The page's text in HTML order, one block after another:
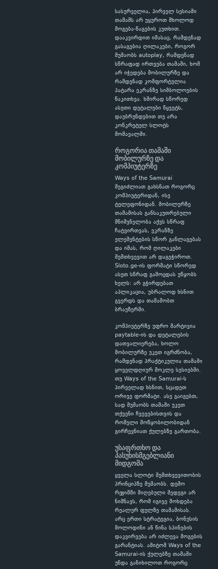
სასურველია, პირველ სესიაში
თამაშს არ უყუროთ მხოლოდ
მოგება-წაგების კუთხით.
დააკვირდით იმასაც, რამდენად
გასაგებია ღილაკები, როგორ
მუშაობს autoplay, რამდენად
სწრაფად ირთვება თამაში, ხომ
არ იჭედება მობილურზე და
რამდენად კომფორტულია
პატარა ეკრანზე სიმბოლოების
წაკითხვა. ხშირად სწორედ
ასეთი დეტალები წყვეტს,
დაუბრუნდებით თუ არა
კონკრეტულ სლოტს
მომავალში.
როგორია თამაში
მობილურზე და
კომპიუტერზე
Ways of the Samurai
შეგიძლიათ გახსნათ როგორც
კომპიუტერიდან, ისე
ტელეფონიდან. მობილურზე
თამაშისას განსაკუთრებული
მნიშვნელობა აქვს სწრაფ
ჩატვირთვას, ეკრანზე
ელემენტების სწორ განლაგებას
და იმას, რომ ღილაკები
შემთხვევით არ დაგეჭიროთ.
Sloto.ge-ის ფორმატი სწორედ
ასეთ სწრაფ გამოცდას უწყობს
ხელს: არ გჭირდებათ
აპლიკაცია, უბრალოდ ხსნით
გვერდს და თამაშობთ
ბრაუზერში.
კომპიუტერზე უფრო მარტივია
paytable-ის და დეტალების
დათვალიერება, ხოლო
მობილურზე უკეთ იგრძნობა,
რამდენად პრაქტიკულია თამაში
ყოველდღიურ მოკლე სესიებში.
თუ Ways of the Samurai-ს
პირველად ხსნით, სცადეთ
ორივე ფორმატი. ასე გაიგებთ,
სად მუშაობს თამაში უკეთ
თქვენი ჩვევებისთვის და
რომელი მოწყობილობიდან
გირჩევნიათ ქულებზე გართობა.
უსაფრთხო და
პასუხისმგებლიანი
მიდგომა
ყველა სლოტი შემთხვევითობის
პრინციპზე მუშაობს. დემო
რეჟიმში მიღებული შედეგი არ
ნიშნავს, რომ იგივე მოხდება
რეალურ ფულზე თამაშისას.
არც ერთი სტრატეგია, ბონუსის
მოლოდინი ან წინა სპინების
დაკვირვება არ იძლევა მოგების
გარანტიას. ამიტომ Ways of the
Samurai-ის ქულებზე თამაში
უნდა განიხილოთ როგორც